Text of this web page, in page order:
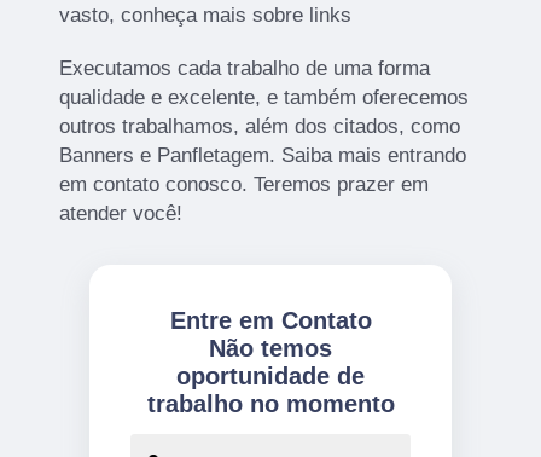
vasto, conheça mais sobre links
Executamos cada trabalho de uma forma
qualidade e excelente, e também oferecemos
outros trabalhamos, além dos citados, como
Banners e Panfletagem. Saiba mais entrando
em contato conosco. Teremos prazer em
atender você!
Entre em Contato
Não temos
oportunidade de
trabalho no momento